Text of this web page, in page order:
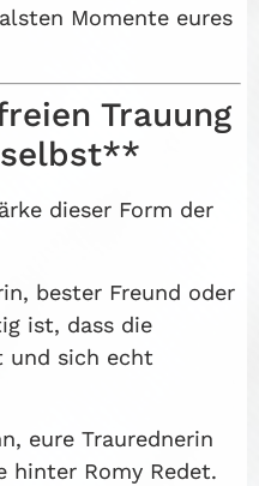
Momente eures
Trauung
dieser Form der
bester Freund oder
ist, dass die
und sich echt
eure Traurednerin
hinter Romy Redet.